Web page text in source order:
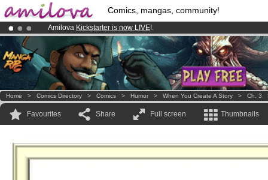
Comics, mangas, community!
Amilova Kickstarter is now LIVE!.
Premium membership from3.95 eurosper month !Get membership
Already 100000membersand 1000 comics & mangas!.
Home > Comics Directory > Comics > Humor > When You Create A Story > Ch. 3
Favourites Share Full screen Thumbnails